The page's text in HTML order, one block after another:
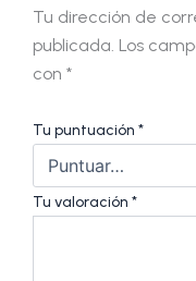
Tu dirección de
publicada. Los
con *
Tu puntuación *
Tu valoración *